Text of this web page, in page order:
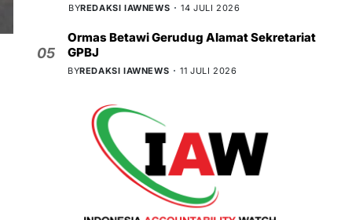
BYREDAKSI IAWNEWS 14 JULI 2026
05
Ormas Betawi Gerudug Alamat Sekretariat
GPBJ
BYREDAKSI IAWNEWS 11 JULI 2026